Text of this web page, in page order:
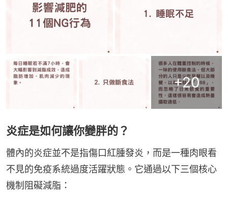
+20
炎症是如何讓你變胖的？
體內的炎症並不是指傷口紅腫發炎，而是一種肉眼看
不見的免疫系統過度活躍狀態。它通過以下三個核心
機制阻礙減脂：